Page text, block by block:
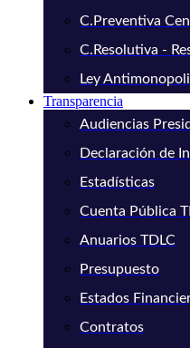
C.Preventiva
C.Resolutiva -
Ley
Transparencia
Audiencias
Declaración de
Estadísticas
Cuenta Pública
Anuarios TDLC
Presupuesto
Estados
Contratos